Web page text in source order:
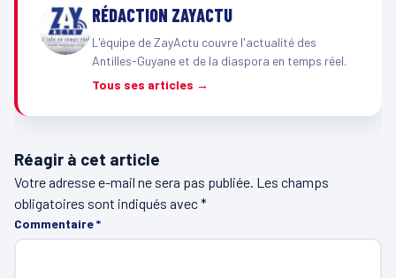
RÉDACTION ZAYACTU
L'équipe de ZayActu couvre l'actualité des
Antilles-Guyane et de la diaspora en temps réel.
Tous ses articles →
Réagir à cet article
Votre adresse e-mail ne sera pas publiée. Les champs
obligatoires sont indiqués avec*
Commentaire*